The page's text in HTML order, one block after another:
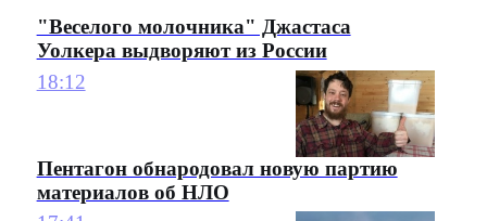
"Веселого молочника" Джастаса
Уолкера выдворяют из России
18:12
Пентагон обнародовал новую партию
материалов об НЛО